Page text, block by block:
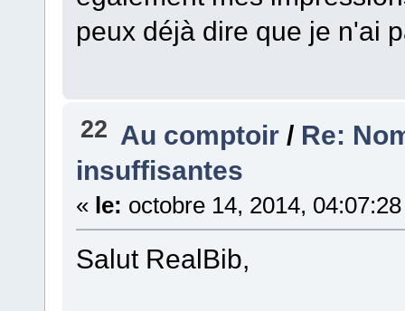
peux déjà dire que je n'ai
22 Au comptoir / Re:
insuffisantes
« le: octobre 14, 2014,
Salut RealBib,